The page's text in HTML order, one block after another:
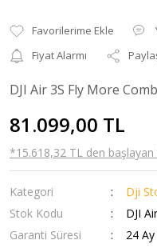
Fiyat Alarmı
DJI Air 3S Fly More
81.099,00 TL
*15.618,32 TL den başlayan
Kategori Dji
Stok Kodu
DJI
Garanti Süresi
24 Ay